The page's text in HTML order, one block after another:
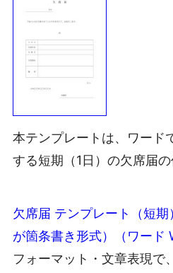
本テンプレートは、ワード
する短期（1日）の欠席届の
欠席届 テンプレート（短
が箇条書き形式）（ワード
フォーマット・文章表現で